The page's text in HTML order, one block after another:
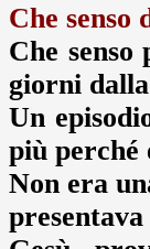
Che senso
Che
giorni
Un
più perché
Non era